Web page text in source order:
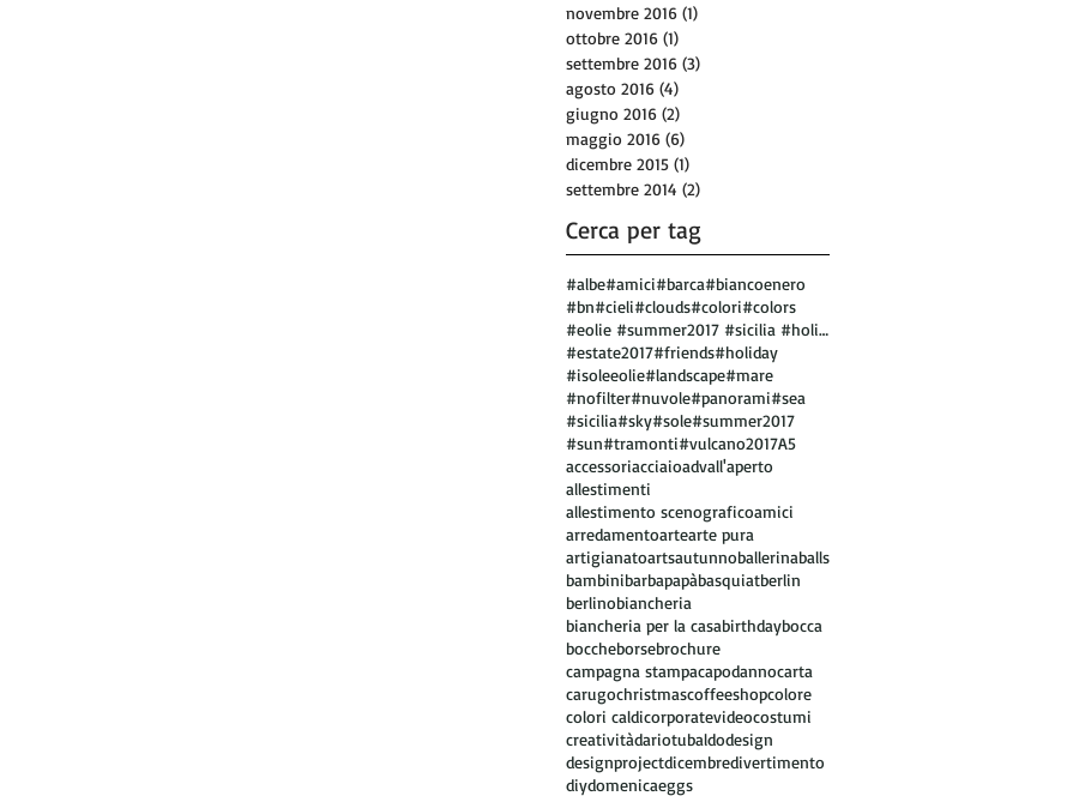
novembre 2016 (1)
ottobre 2016 (1)
settembre 2016 (3)
agosto 2016 (4)
giugno 2016 (2)
maggio 2016 (6)
dicembre 2015 (1)
settembre 2014 (2)
Cerca per tag
#albe#amici#barca#biancoenero
#bn#cieli#clouds#colori#colors
#eolie #summer2017 #sicilia #holiday #vulcano
#estate2017#friends#holiday
#isoleeolie#landscape#mare
#nofilter#nuvole#panorami#sea
#sicilia#sky#sole#summer2017
#sun#tramonti#vulcano2017A5
accessoriacciaioadvall'aperto
allestimenti
allestimento scenograficoamici
arredamentoartearte pura
artigianatoartsautunnoballerinaballs
bambinibarbapapàbasquiatberlin
berlinobiancheria
biancheria per la casabirthdaybocca
boccheborsebrochure
campagna stampacapodannocarta
carugochristmascoffeeshopcolore
colori caldicorporatevideocostumi
creativitàdariotubaldodesign
designprojectdicembredivertimento
diydomenicaeggs